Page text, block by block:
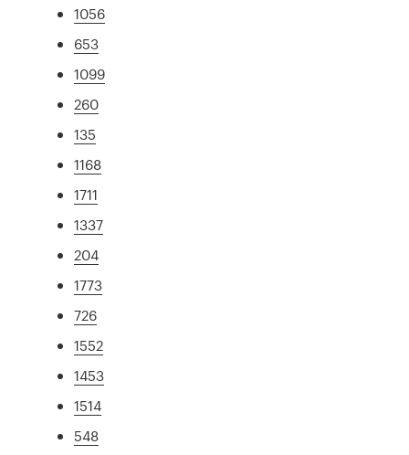
1056
653
1099
260
135
1168
1711
1337
204
1773
726
1552
1453
1514
548